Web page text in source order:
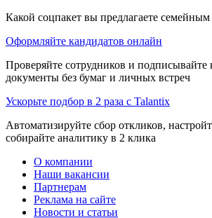
Какой соцпакет вы предлагаете
Оформляйте кандидатов онлайн
Проверяйте сотрудников и подписывайте
документы без бумаг и личных встреч
Ускорьте подбор в 2 раза с Talantix
Автоматизируйте сбор откликов,
собирайте аналитику в 2 клика
О компании
Наши вакансии
Партнерам
Реклама на сайте
Новости и статьи